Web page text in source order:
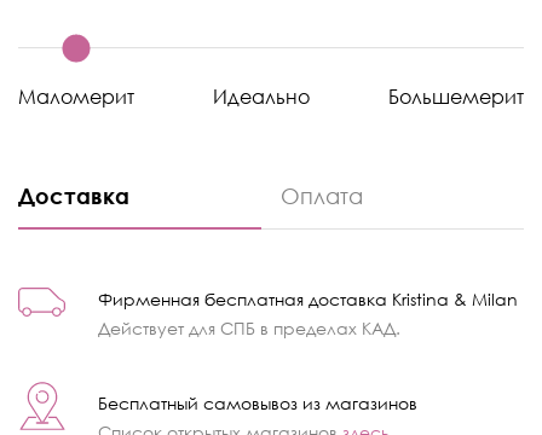
Маломерит Идеально Большемерит
Доставка Оплата
Фирменная бесплатная доставка Kristina & Milan
Действует для СПБ в пределах КАД.
Бесплатный самовывоз из магазинов